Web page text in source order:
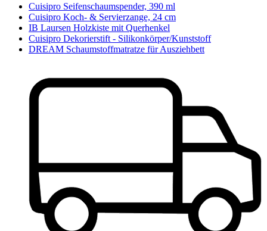
Cuisipro Seifenschaumspender, 390 ml
Cuisipro Koch- & Servierzange, 24 cm
IB Laursen Holzkiste mit Querhenkel
Cuisipro Dekorierstift - Silikonkörper/Kunststoff
DREAM Schaumstoffmatratze für Ausziehbett